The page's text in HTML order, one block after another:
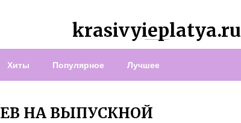
krasivyieplatya.ru
Хиты Популярное Лучшее
НА ВЫПУСКНОЙ